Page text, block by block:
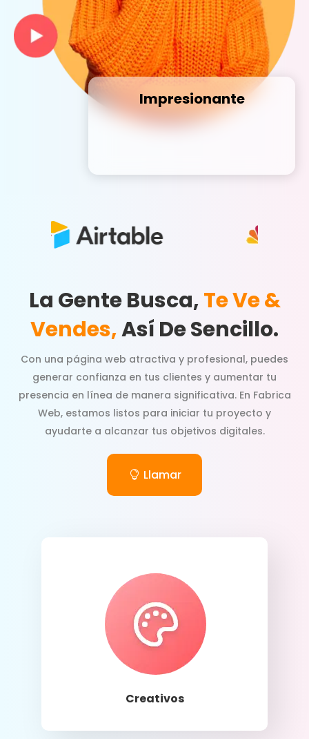
Impresionante
La Gente Busca,Te Ve &
Vendes,Así De Sencillo.
Con una página web atractiva y profesional, puedes
generar confianza en tus clientes y aumentar tu
presencia en línea de manera significativa. En Fabrica
Web, estamos listos para iniciar tu proyecto y
ayudarte a alcanzar tus objetivos digitales.
Llamar
Creativos